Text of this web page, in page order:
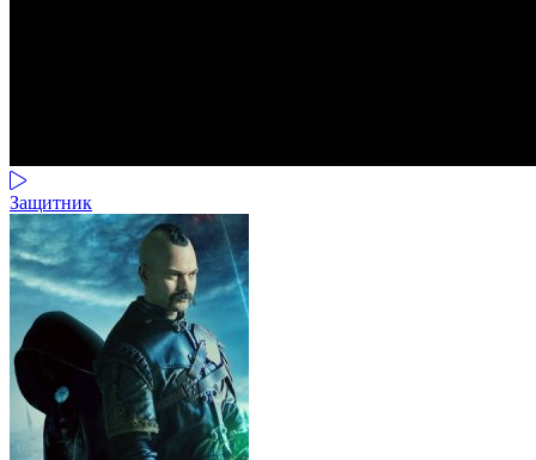
Защитник